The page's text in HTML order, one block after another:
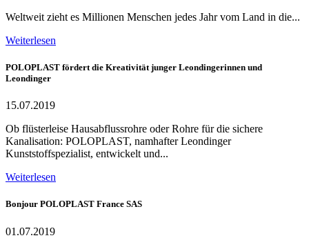
Weltweit zieht es Millionen Menschen jedes Jahr vom Land in die...
Weiterlesen
POLOPLAST fördert die Kreativität junger Leondingerinnen und
Leondinger
15.07.2019
Ob flüsterleise Hausabflussrohre oder Rohre für die sichere
Kanalisation: POLOPLAST, namhafter Leondinger
Kunststoffspezialist, entwickelt und...
Weiterlesen
Bonjour POLOPLAST France SAS
01.07.2019